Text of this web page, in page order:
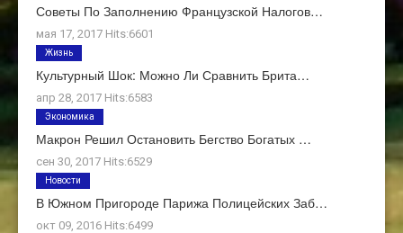
Советы По Заполнению Французской Налогов…
мая 17, 2017 Hits:6601
Культурный Шок: Можно Ли Сравнить Брита…
апр 28, 2017 Hits:6583
Жизнь
Макрон Решил Остановить Бегство Богатых …
сен 30, 2017 Hits:6529
Экономика
В Южном Пригороде Парижа Полицейских Заб…
окт 09, 2016 Hits:6499
Новости